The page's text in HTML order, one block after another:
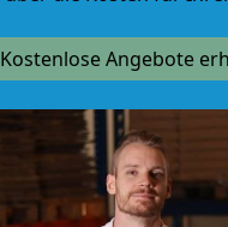
Kostenlose Angebote